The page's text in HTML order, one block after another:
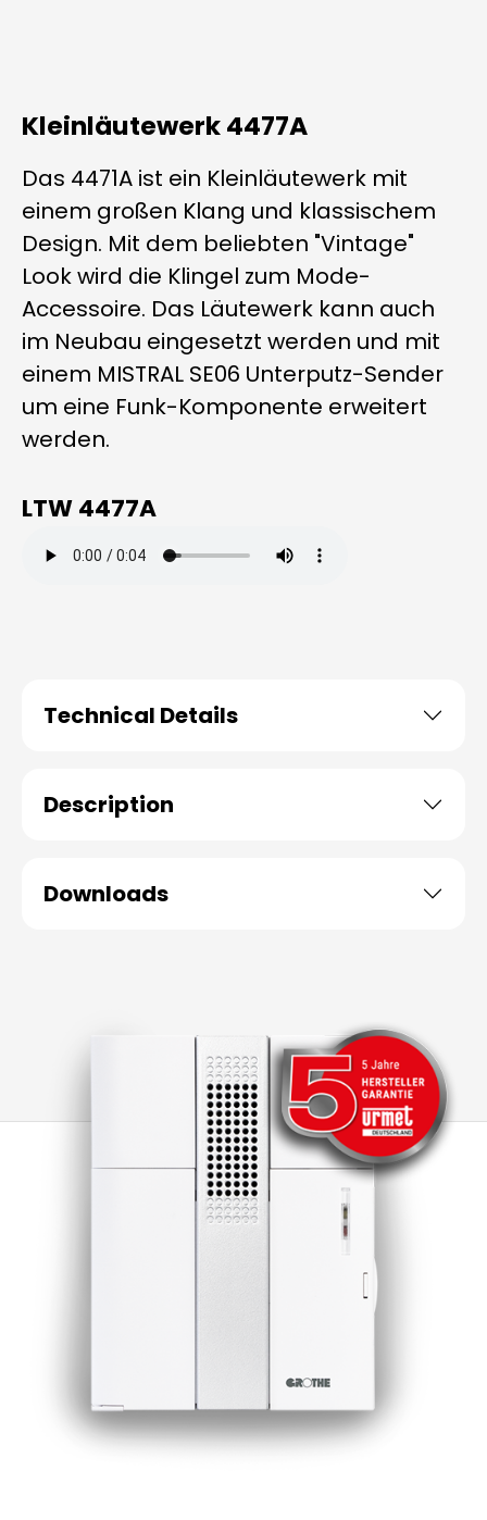
Kleinläutewerk 4477A
Das 4471A ist ein Kleinläutewerk mit
einem großen Klang und klassischem
Design. Mit dem beliebten "Vintage"
Look wird die Klingel zum Mode-
Accessoire. Das Läutewerk kann auch
im Neubau eingesetzt werden und mit
einem MISTRAL SE06 Unterputz-Sender
um eine Funk-Komponente erweitert
werden.
LTW 4477A
Technical Details
Description
Downloads